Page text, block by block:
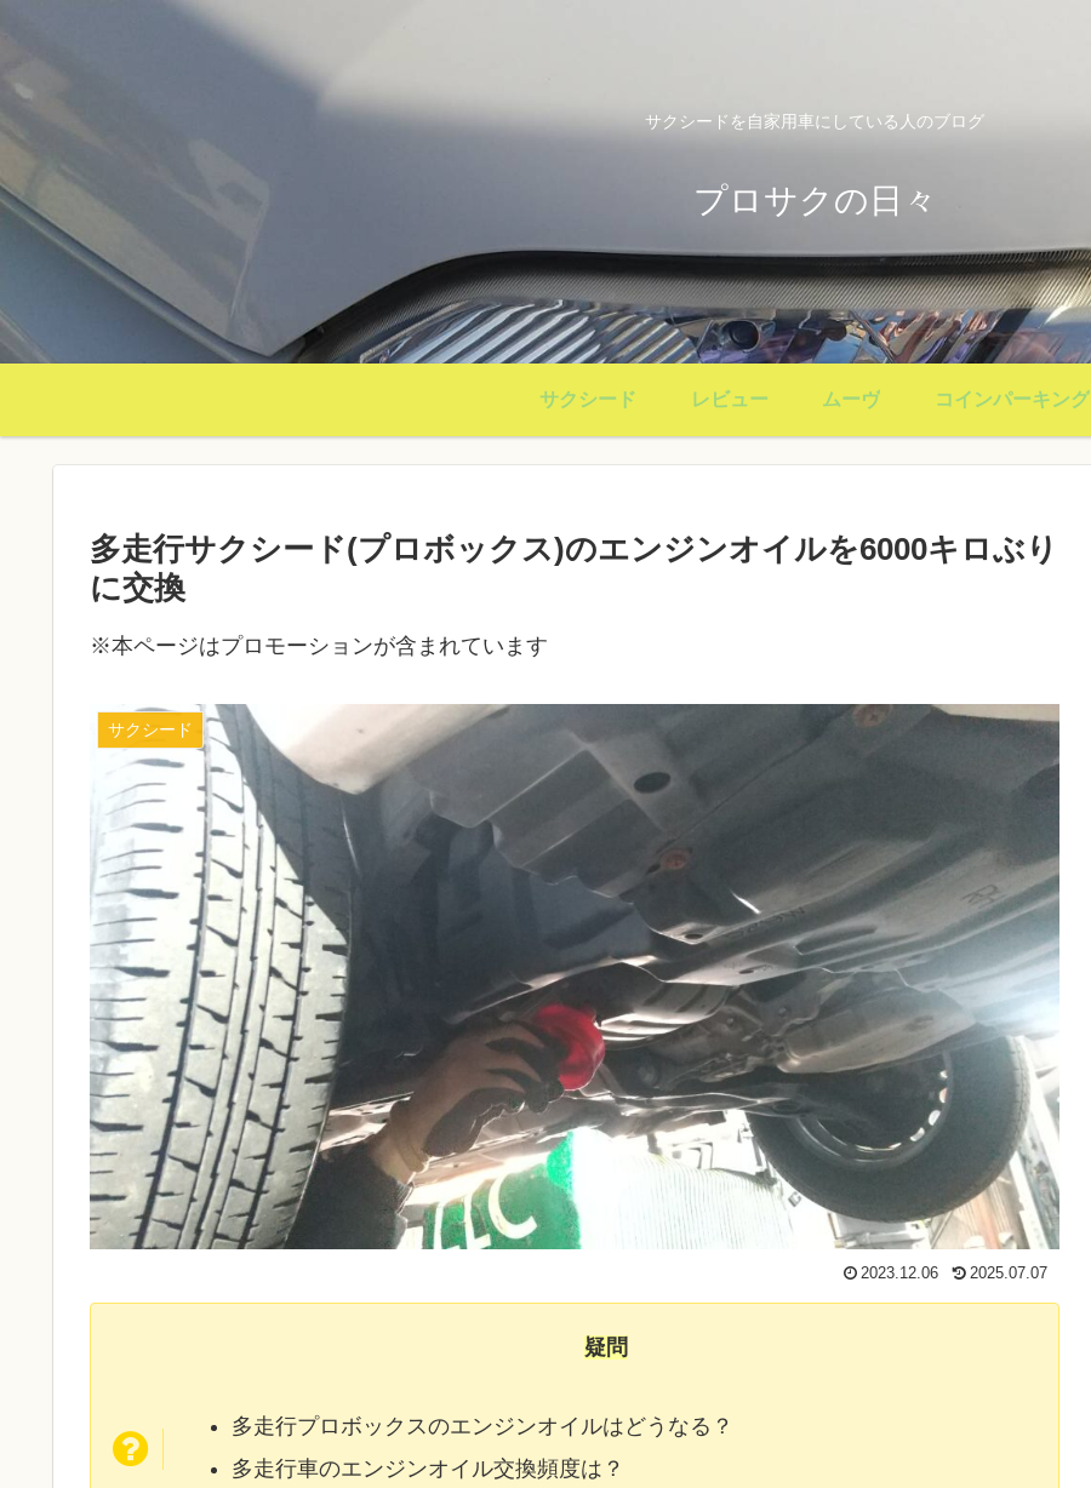
サクシードを自家用車にしている人のブログ
プロサクの日々
サクシード レビュー ムーヴ コインパーキング
多走行サクシード(プロボックス)のエンジンオイルを6000キロぶり
に交換
※本ページはプロモーションが含まれています
サクシード
2023.12.06 2025.07.07
疑問
多走行プロボックスのエンジンオイルはどうなる？
多走行車のエンジンオイル交換頻度は？